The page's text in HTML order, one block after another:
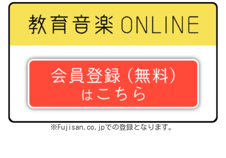
※Fujisan.co.jpでの登録となります。